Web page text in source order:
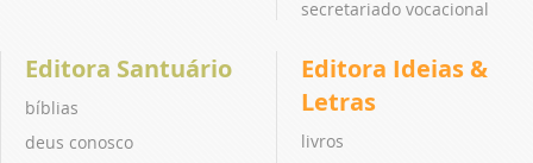
secretariado vocacional
Editora Santuário
bíblias
deus conosco
Editora Ideias &
Letras
livros